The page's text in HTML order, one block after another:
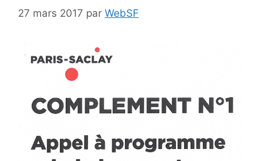
27 mars 2017 par WebSF